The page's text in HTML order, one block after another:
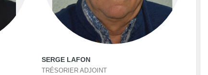
SERGE LAFON
TRÉSORIER ADJOINT